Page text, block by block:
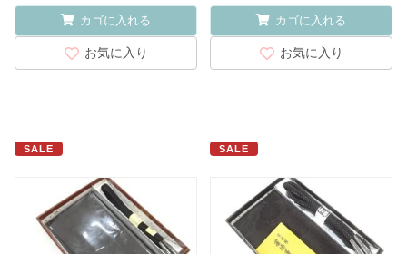
カゴに入れる
お気に入り
カゴに入れる
お気に入り
SALE SALE